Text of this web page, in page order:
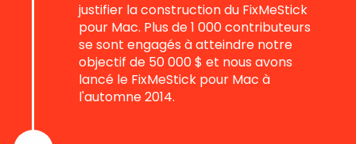
justifier la construction du FixMeStick
pour Mac. Plus de 1 000 contributeurs
se sont engagés à atteindre notre
objectif de 50 000 $ et nous avons
lancé le FixMeStick pour Mac à
l'automne 2014.